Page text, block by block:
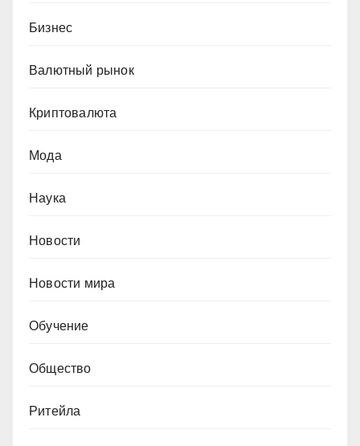
Бизнес
Валютный рынок
Криптовалюта
Мода
Наука
Новости
Новости мира
Обучение
Общество
Ритейла